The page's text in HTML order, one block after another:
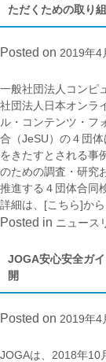
ただくための取り
Posted on 2019年4
一般社団法人コンピ
社団法人日本オンラ
ル・コンテンツ・フ
合（JeSU）の４団
をきたすとされる事
のための調査・研究
推進する４団体合同
詳細は、 [こちら]か
Posted in ニュース
JOGA安心安全ガ
開
Posted on 2019年4
JOGAは、2018年10